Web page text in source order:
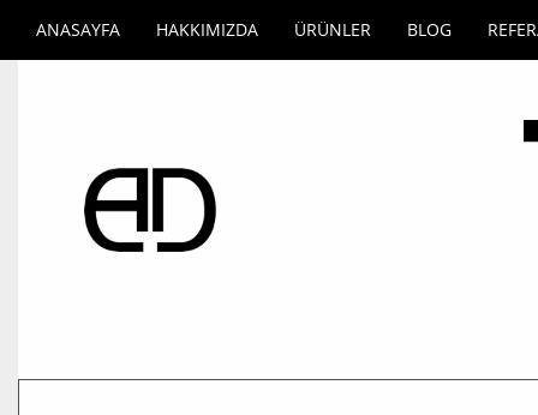
ANASAYFA HAKKIMIZDA ÜRÜNLER BLOG